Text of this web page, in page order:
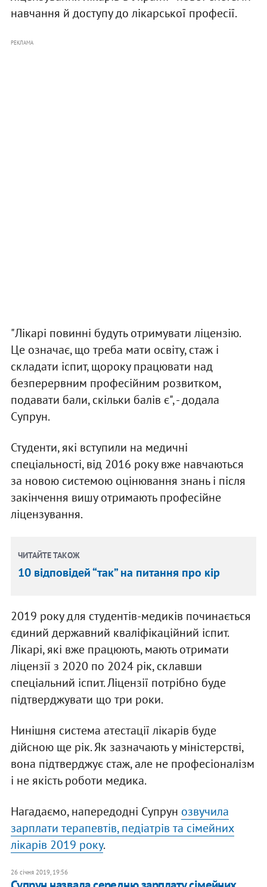
навчання й доступу до лікарської професії.
РЕКЛАМА
"Лікарі повинні будуть отримувати ліцензію.
Це означає, що треба мати освіту, стаж і
складати іспит, щороку працювати над
безперервним професійним розвитком,
подавати бали, скільки балів є", - додала
Супрун.
Студенти, які вступили на медичні
спеціальності, від 2016 року вже навчаються
за новою системою оцінювання знань і після
закінчення вишу отримають професійне
ліцензування.
ЧИТАЙТЕ ТАКОЖ
10 відповідей “так” на питання про кір
2019 року для студентів-медиків починається
єдиний державний кваліфікаційний іспит.
Лікарі, які вже працюють, мають отримати
ліцензії з 2020 по 2024 рік, склавши
спеціальний іспит. Ліцензії потрібно буде
підтверджувати що три роки.
Нинішня система атестації лікарів буде
дійсною ще рік. Як зазначають у міністерстві,
вона підтверджує стаж, але не професіоналізм
і не якість роботи медика.
Нагадаємо, напередодні Супрун озвучила
зарплати терапевтів, педіатрів та сімейних
лікарів 2019 року.
26 січня 2019, 19:56